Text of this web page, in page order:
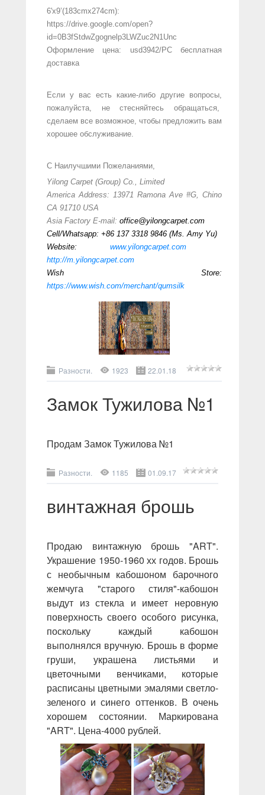
6'x9’(183cmx274cm):
https://drive.google.com/open?
id=0B3fStdwZgognelp3LWZuc2N1Unc
Оформление цена: usd3942/PC бесплатная
доставка
Если у вас есть какие-либо другие вопросы,
пожалуйста, не стесняйтесь обращаться,
сделаем все возможное, чтобы предложить вам
хорошее обслуживание.
С Наилучшими Пожеланиями,
Yilong Carpet (Group) Co., Limited
America Address: 13971 Ramona Ave #G, Chino
CA 91710 USA
Asia Factory E-mail: office@yilongcarpet.com
Cell/Whatsapp: +86 137 3318 9846 (Ms. Amy Yu)
Website: www.yilongcarpet.com
http://m.yilongcarpet.com
Wish Store:
https://www.wish.com/merchant/qumsilk
Разности. 1923 22.01.18
Замок Тужилова №1
Продам Замок Тужилова №1
Разности. 1185 01.09.17
винтажная брошь
Продаю винтажную брошь "ART".
Украшение 1950-1960 хх годов. Брошь
с необычным кабошоном барочного
жемчуга "старого стиля"-кабошон
выдут из стекла и имеет неровную
поверхность своего особого рисунка,
поскольку каждый кабошон
выполнялся вручную. Брошь в форме
груши, украшена листьями и
цветочными венчиками, которые
расписаны цветными эмалями светло-
зеленого и синего оттенков. В очень
хорошем состоянии. Маркирована
"ART". Цена-4000 рублей.